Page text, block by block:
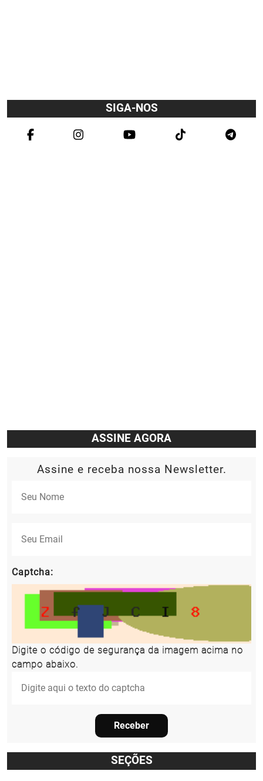
SIGA-NOS
ASSINE AGORA
Assine e receba nossa Newsletter.
Captcha:
Digite o código de segurança da imagem acima no
campo abaixo.
Receber
SEÇÕES